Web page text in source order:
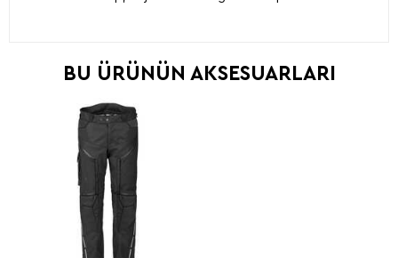
BU ÜRÜNÜN AKSESUARLARI